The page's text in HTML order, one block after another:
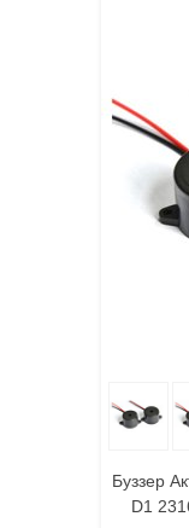
Буззер
D1